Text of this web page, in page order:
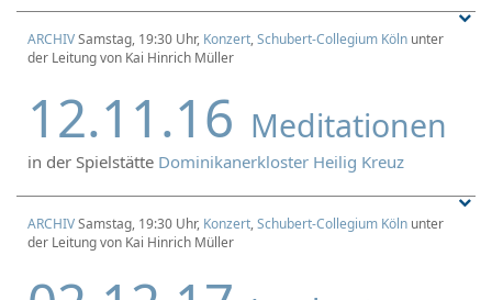
ARCHIVSamstag, 19:30 Uhr, Konzert,Schubert-Collegium Köln unter
der Leitung von Kai Hinrich Müller
12.11.16 Meditationen
in der Spielstätte Dominikanerkloster Heilig Kreuz
ARCHIVSamstag, 19:30 Uhr, Konzert,Schubert-Collegium Köln unter
der Leitung von Kai Hinrich Müller